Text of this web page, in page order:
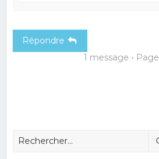
Répondre
1 message • Page